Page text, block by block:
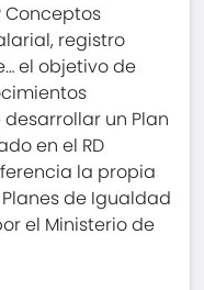
Conceptos
registro
el objetivo de
un Plan
en el RD
la propia
de Igualdad
el Ministerio de